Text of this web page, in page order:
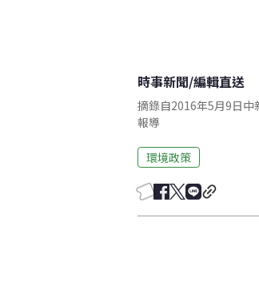
時事新聞/編輯直送
摘錄自2016年5月9日中
報導
環境政策